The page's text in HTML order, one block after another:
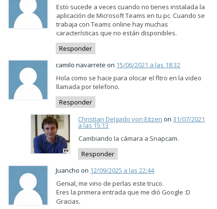
Esto sucede a veces cuando no tienes instalada la
aplicación de Microsoft Teams en tu pc. Cuando se
trabaja con Teams online hay muchas
características que no están disponibles.
Responder
camilo navarrete on 15/06/2021 a las 18:32
Hola como se hace para olocar el fltro en la video
llamada por telefono.
Responder
Christian Delgado von Eitzen on31/07/2021
a las 15:13
Cambiando la cámara a Snapcam.
Responder
Juancho on 12/09/2025 a las 22:44
Genial, me vino de perlas este truco.
Eres la primera entrada que me dió Google :D
Gracias.